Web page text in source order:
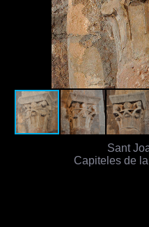
Sant
Capiteles de